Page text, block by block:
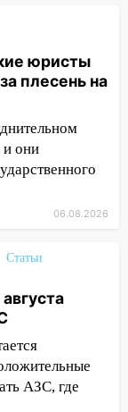
в
дача
дом
области:
в
юристы
плесень на
и они
06.08.2026
Статьи
АЗС, где